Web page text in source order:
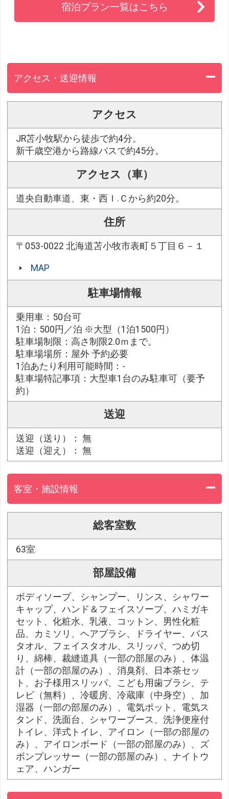
宿泊プラン一覧はこちら
アクセス・送迎情報
アクセス
JR苫小牧駅から徒歩で約4分。
新千歳空港から路線バスで約45分。
アクセス（車）
道央自動車道、東・西Ｉ.Ｃから約20分。
住所
〒053-0022 北海道苫小牧市表町５丁目６－１
MAP
駐車場情報
乗用車：50台可
1泊：500円／泊 ※大型（1泊1500円）
駐車場制限：高さ制限2.0ｍまで。
駐車場場所：屋外 予約必要
1泊あたり利用可能時間：-
駐車場特記事項：大型車1台のみ駐車可（要予
約）
送迎
送迎（送り）： 無
送迎（迎え）： 無
客室・施設情報
総客室数
63室
部屋設備
ボディソープ、シャンプー、リンス、シャワー
キャップ、ハンド＆フェイスソープ、ハミガキ
セット、化粧水、乳液、コットン、男性化粧
品、カミソリ、ヘアブラシ、ドライヤー、バス
タオル、フェイスタオル、スリッパ、つめ切
り、綿棒、裁縫道具（一部の部屋のみ）、体温
計（一部の部屋のみ）、消臭剤、日本茶セッ
ト、お子様用スリッパ、こども用歯ブラシ、テ
レビ（無料）、冷暖房、冷蔵庫（中身空）、加
湿器（一部の部屋のみ）、電気ポット、電気ス
タンド、洗面台、シャワーブース、洗浄便座付
トイレ、洋式トイレ、アイロン（一部の部屋の
み）、アイロンボード（一部の部屋のみ）、ズ
ボンプレッサー（一部の部屋のみ）、ナイトウ
ェア、ハンガー